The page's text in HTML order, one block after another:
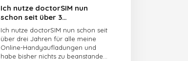
Ich nutze doctorSIM nun
schon seit über 3…
Ich nutze doctorSIM nun schon seit
über drei Jahren für alle meine
Online-Handyaufladungen und
habe bisher nichts zu beanstanden!!